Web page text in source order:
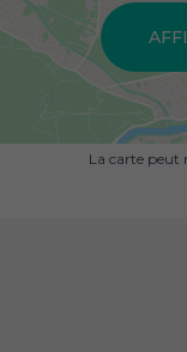
La carte peut